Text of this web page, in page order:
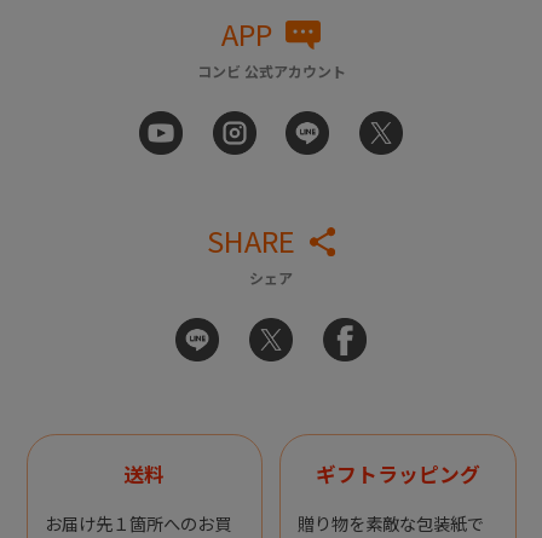
APP
コンビ 公式アカウント
SHARE
シェア
送料
お届け先１箇所へのお買
ギフトラッピング
贈り物を素敵な包装紙で